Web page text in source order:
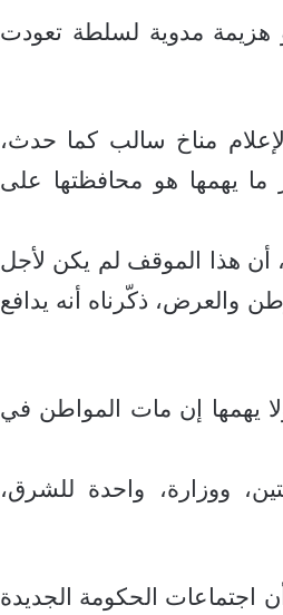
هزيمة مدوية لسلطة تعودت
مناخ سالب كما حدث،
ما يهمها هو محافظتها على
أن هذا الموقف لم يكن لأجل
والعرض، ذكّرناه أنه يدافع
يهمها إن مات المواطن في
ووزارة، واحدة للشرق،
اجتماعات الحكومة الجديدة